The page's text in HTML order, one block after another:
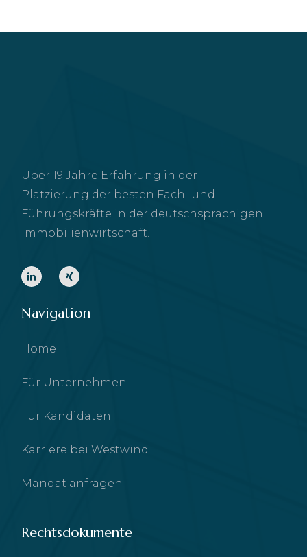
Über 19 Jahre Erfahrung in der
Platzierung der besten Fach- und
Führungskräfte in der deutschsprachigen
Immobilienwirtschaft.
Navigation
Home
Für Unternehmen
Für Kandidaten
Karriere bei Westwind
Mandat anfragen
Rechtsdokumente